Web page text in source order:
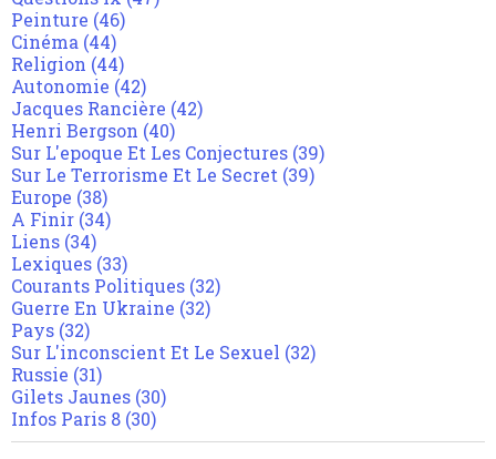
Peinture (46)
Cinéma (44)
Religion (44)
Autonomie (42)
Jacques Rancière (42)
Henri Bergson (40)
Sur L'epoque Et Les Conjectures (39)
Sur Le Terrorisme Et Le Secret (39)
Europe (38)
A Finir (34)
Liens (34)
Lexiques (33)
Courants Politiques (32)
Guerre En Ukraine (32)
Pays (32)
Sur L'inconscient Et Le Sexuel (32)
Russie (31)
Gilets Jaunes (30)
Infos Paris 8 (30)